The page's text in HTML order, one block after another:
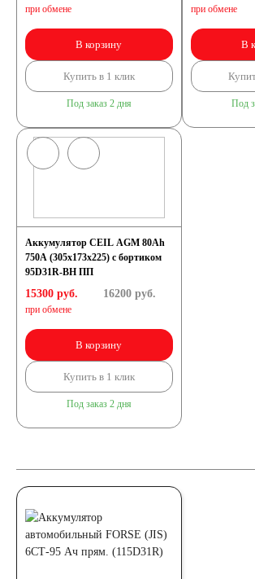
при обмене
В корзину
Купить в 1 клик
Под заказ 2 дня
при обмене
В
Под
Аккумулятор CEIL AGM 80Ah
750A (305x173x225) с бортиком
95D31R-BH ПП
15300 руб.
при обмене
16200руб.
В корзину
Купить в 1 клик
Под заказ 2 дня